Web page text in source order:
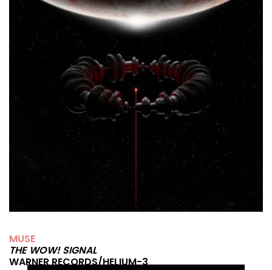
MUSE
THE WOW! SIGNAL
WARNER RECORDS/HELIUM-3